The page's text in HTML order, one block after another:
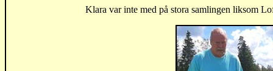
Klara var inte med på stora samlingen liksom